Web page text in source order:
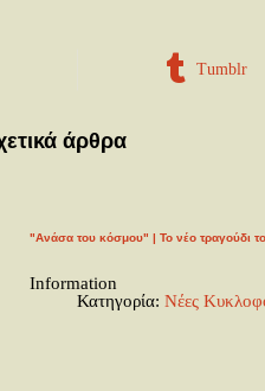
Tumblr
άρθρα
"Ανάσα του κόσμου" | Το νέο τραγούδι
Information
Κατηγορία: Νέες